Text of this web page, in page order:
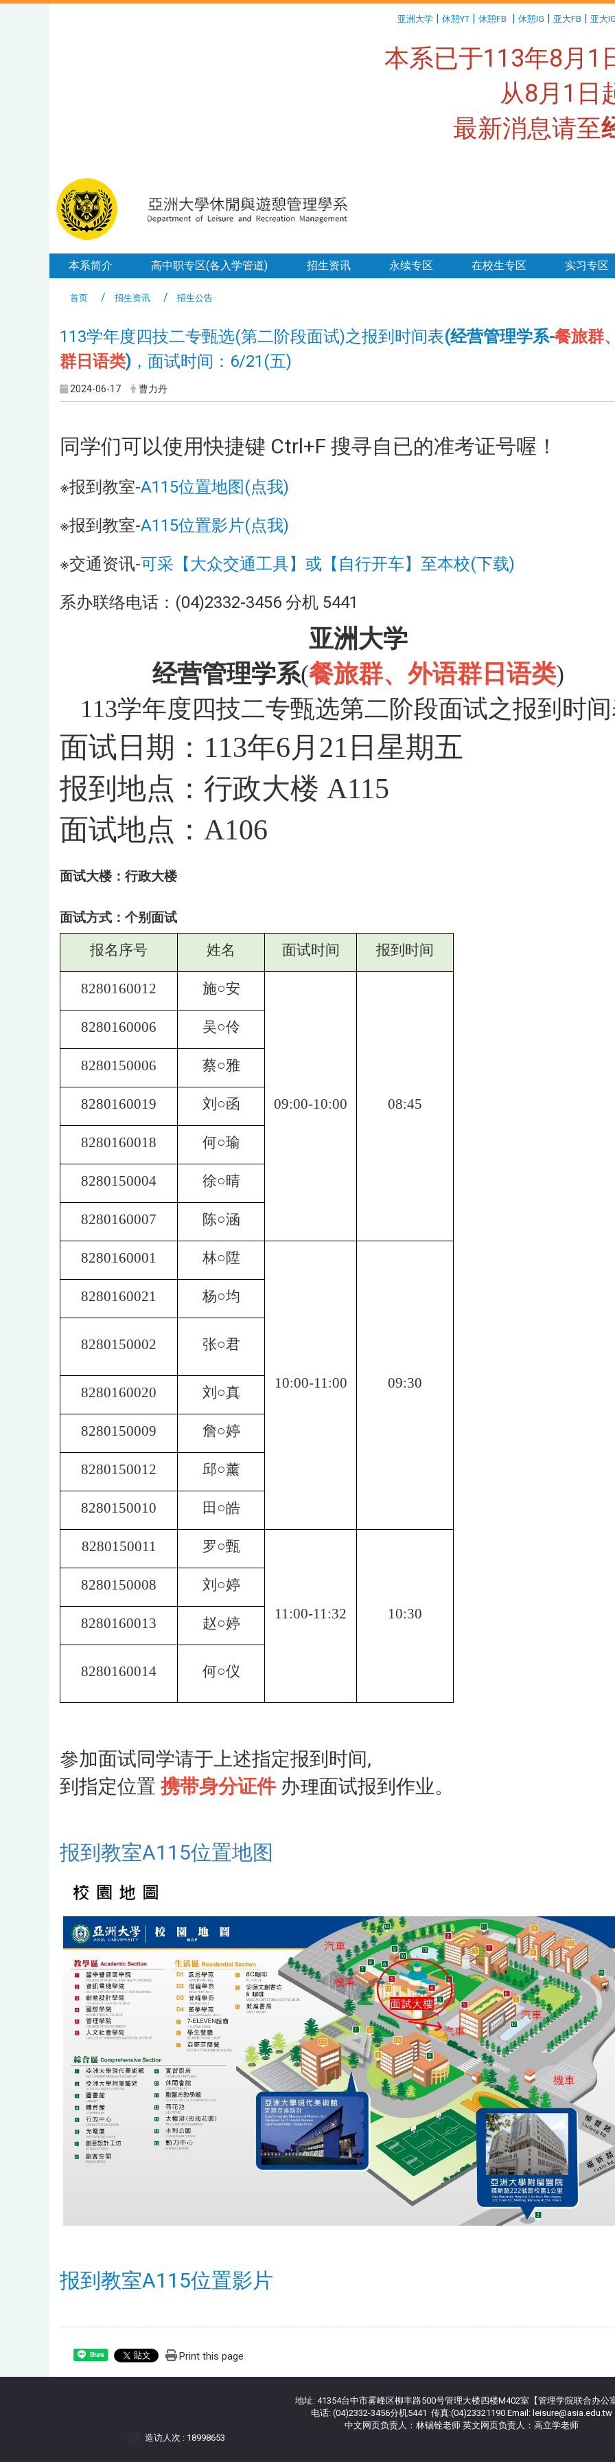
亚洲大学 | 休憩YT | 休憩FB | 休憩IG | 亚大FB | 亚大
本系已于113年8月1
从8月1日
最新消息请至
本系简介 高中职专区(各入学管道) 招生资讯 永续专区 在校生专区 实习专区
首页 招生资讯 招生公告
113学年度四技二专甄选(第二阶段面试)之报到时间表(经营管理学系-餐旅群
群日语类) ，面试时间：6/21(五)
2024-06-17 曹力丹
同学们可以使用快捷键 Ctrl+F 搜寻自已的准考证号喔！
※报到教室-A115位置地图(点我)
※报到教室-A115位置影片(点我)
※交通资讯-可采【大众交通工具】或【自行开车】至本校(下载)
系办联络电话：(04)2332-3456 分机 5441
亚洲大学
经营管理学系(餐旅群、外语群日语类)
113学年度四技二专甄选第二阶段面试之报到时
面试日期： 113年6月 21 日星期五
报到地点：行政大楼 A115
面试地点： A106
面试大楼：行政大楼
面试方式：个别面试
报名序号 姓名 面试时间 报到时间
8280160012 施○安
09:00-10:00 08:45
8280160006 吴○伶
8280150006 蔡○雅
8280160019 刘○函
8280160018 何○瑜
8280150004 徐○晴
8280160007 陈○涵
8280160001 林○陞
10:00-11:00 09:30
8280160021 杨○均
8280150002 张○君
8280160020 刘○真
8280150009 詹○婷
8280150012 邱○薰
8280150010 田○皓
8280150011 罗○甄
11:00-11:32 10:30
8280150008 刘○婷
8280160013 赵○婷
8280160014 何○仪
參加面试同学请于上述指定报到时间,
到指定位置携带身分证件办理面试报到作业。
报到教室A115位置地图
报到教室A115位置影片
Share Print this page
地址: 41354台中市雾峰区柳丰路500号管理大楼四楼M402室【管理学院联合办公
电话: (04)2332-3456分机5441 传真:(04)23321190 Email: leisure@asia.edu.tw
中文网页负责人：林锡铨老师 英文网页负责人：高立学老师
造访人次 : 18998653